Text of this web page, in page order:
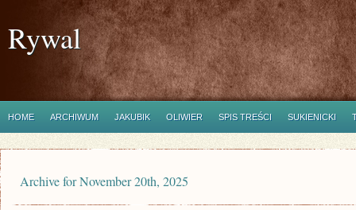
Rywal
HOME ARCHIWUM JAKUBIK OLIWIER SPIS TREŚCI SUKIENICKI
Archive for November 20th, 2025